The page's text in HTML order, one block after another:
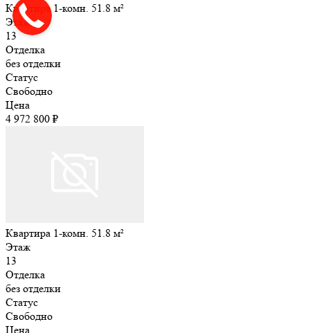
Квартира 1-комн. 51.8 м²
Этаж
13
Отделка
без отделки
Статус
Свободно
Цена
4 972 800 ₽
Квартира 1-комн. 51.8 м²
Этаж
13
Отделка
без отделки
Статус
Свободно
Цена